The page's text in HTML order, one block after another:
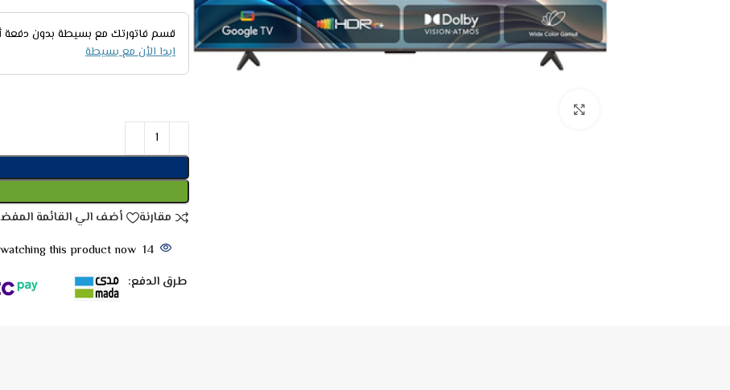
قسم فاتورتك مع بسيطة بدون دفعة
ابدا الأن مع بسيطة
مقارنة
أضف الي القائمة
14
this product now!
طرق الدفع: